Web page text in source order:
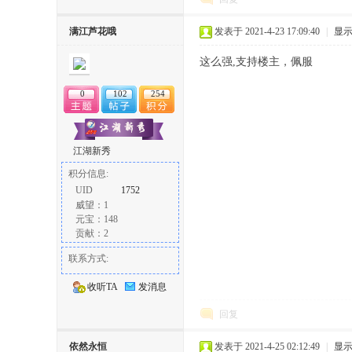
满江芦花哦
0 102 254
江湖新秀
积分信息:
UID
1752
威望：1
元宝：148
贡献：2
联系方式:
收听TA 发消息
发表于 2021-4-23 17:09:40 显
这么强,支持楼主，佩服
回复
依然永恒 发表于 2021-4-25 02:12:49 显